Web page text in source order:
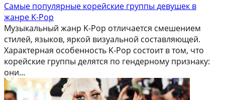
Самые популярные корейские группы девушек в
жанре K-Pop
Музыкальный жанр K-Pop отличается смешением
стилей, языков, яркой визуальной составляющей.
Характерная особенность K-Pop состоит в том, что
корейские группы делятся по гендерному признаку:
они...